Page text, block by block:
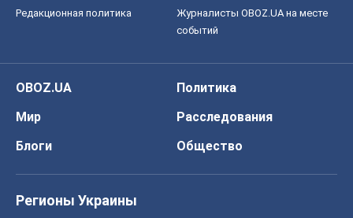
Редакционная политика
Журналисты OBOZ.UA на месте
событий
OBOZ.UA
Политика
Мир
Расследования
Блоги
Общество
Регионы Украины